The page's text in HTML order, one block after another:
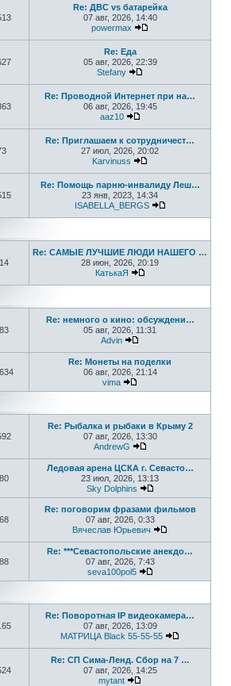
Re: ДВС vs батарейка
07 авг, 2026, 14:40
powermax
Re: Еда
05 авг, 2026, 22:39
Stefany
Re: Проводной Интернет при на…
06 авг, 2026, 19:45
aaz10
Re: Приглашаем к сотрудничест…
27 июл, 2026, 20:02
Karvinuss
Re: Помощь парню-инвалиду Леш…
23 янв, 2023, 14:34
ISABELLA_BERGS
Re: САМЫЕ ЛУЧШИЕ ЛЮДИ НАШЕГО …
28 июн, 2026, 20:19
КатькаЯ
Re: немного о кино: обсуждени…
05 авг, 2026, 11:31
Advin
Re: Монеты на поделки
06 авг, 2026, 21:14
vima
Перейти к
Re: Рыбалка и рыбаки в Крыму 2
07 авг, 2026, 13:30
AndrewG
Ледовая арена ЦСКА г. Севасто…
23 июл, 2026, 13:13
Sky Dolphins
Перейти к
Re: поговорим фразами фильмов
07 авг, 2026, 0:33
Вячеслав Юрьевич
Re: ***Севастопольские анекдо…
07 авг, 2026, 7:43
seva100pol5
Перейти к
Re: Поворотная IP видеокамера…
07 авг, 2026, 13:09
МАТРИЦА Black 55-55-55
Re: СП Сима-Ленд. Сбор на 7 …
07 авг, 2026, 14:25
mytant